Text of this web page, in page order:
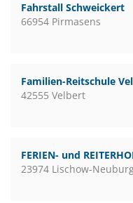
Fahrstall Schweickert
66954 Pirmasens
Familien-Reitschule
42555 Velbert
FERIEN- und
23974 Lischow-